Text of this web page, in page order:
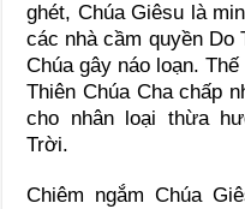
ghét, Chúa Giêsu là
các nhà cầm quyền
Chúa gây náo loạn.
Thiên Chúa Cha chấp
cho nhân loại thừa
Trời.
Chiêm ngắm Chúa